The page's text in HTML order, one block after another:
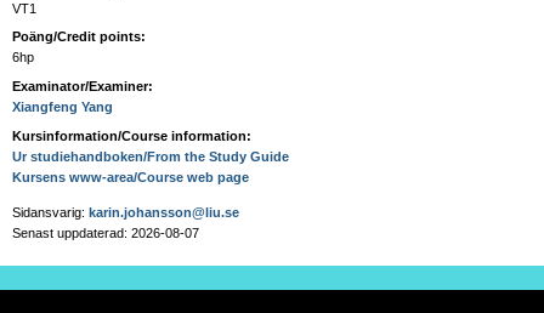
VT1
Poäng/Credit points:
6hp
Examinator/Examiner:
Xiangfeng Yang
Kursinformation/Course information:
Ur studiehandboken/From the Study Guide
Kursens www-area/Course web page
Sidansvarig: karin.johansson@liu.se
Senast uppdaterad: 2026-08-07